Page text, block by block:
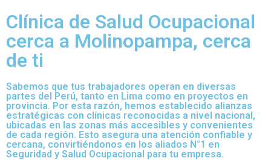
Clínica de Salud Ocupacional
cerca a Molinopampa, cerca
de ti
Sabemos que tus trabajadores operan en diversas
partes del Perú, tanto en Lima como en proyectos en
provincia. Por esta razón, hemos establecido alianzas
estratégicas con clínicas reconocidas a nivel nacional,
ubicadas en las zonas más accesibles y convenientes
de cada región. Esto asegura una atención confiable y
cercana, convirtiéndonos en los aliados N°1 en
Seguridad y Salud Ocupacional para tu empresa.